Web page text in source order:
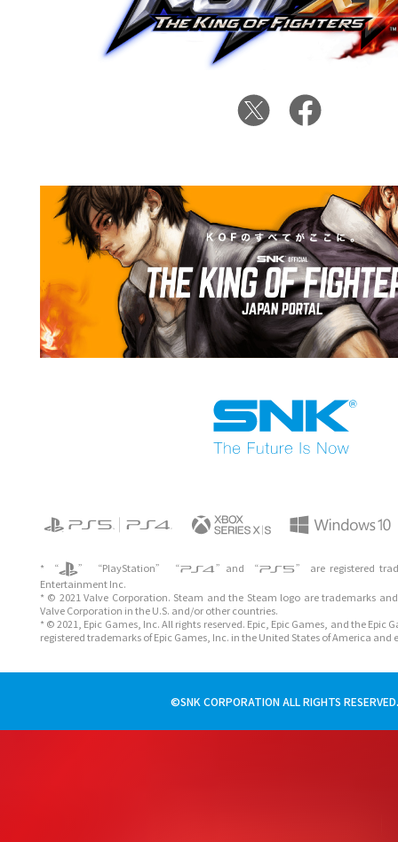
* “ ” “PlayStation” “ ”and “
” are registered
Entertainment Inc.
* © 2021 Valve Corporation. Steam and the Steam logo are trademarks
Valve Corporation in the U.S. and/or other countries.
* © 2021, Epic Games, Inc. All rights reserved. Epic, Epic Games, and the Epic
registered trademarks of Epic Games, Inc. in the United States of America and
©SNK CORPORATION ALL RIGHTS RESERVED.